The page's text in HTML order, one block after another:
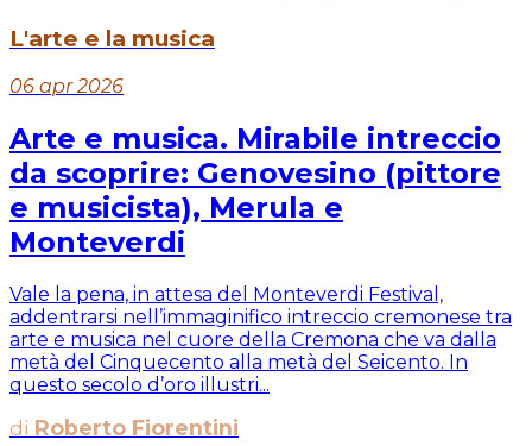
L'arte e la musica
06 apr 2026
Arte e musica. Mirabile intreccio
da scoprire: Genovesino (pittore
e musicista), Merula e
Monteverdi
Vale la pena, in attesa del Monteverdi Festival,
addentrarsi nell’immaginifico intreccio cremonese tra
arte e musica nel cuore della Cremona che va dalla
metà del Cinquecento alla metà del Seicento. In
questo secolo d’oro illustri...
di Roberto Fiorentini